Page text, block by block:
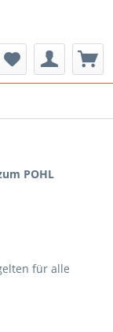
POHL
für alle